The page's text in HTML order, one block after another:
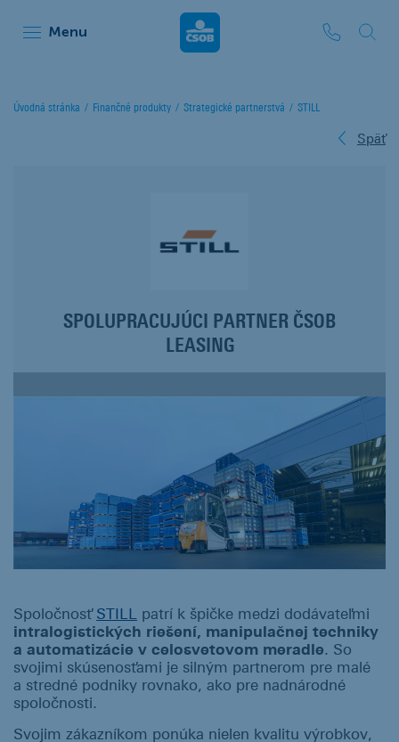
Menu ČSOB Leasing
Úvodná stránka Finančné produkty Strategické partnerstvá STILL
Späť
SPOLUPRACUJÚCI PARTNER ČSOB
LEASING
Spoločnosť STILL patrí k špičke medzi dodávateľmi
intralogistických riešení, manipulačnej techniky
a automatizácie v celosvetovom meradle. So
svojimi skúsenosťami je silným partnerom pre malé
a stredné podniky rovnako, ako pre nadnárodné
spoločnosti.
Svojim zákazníkom ponúka nielen kvalitu výrobkov,